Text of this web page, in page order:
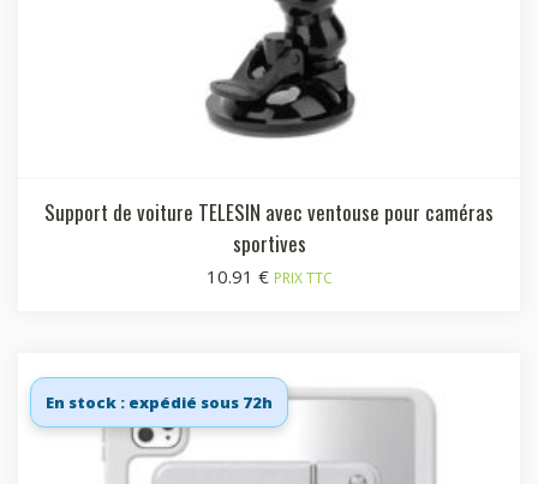
Support de voiture TELESIN avec ventouse pour caméras
sportives
10.91 € PRIX TTC
En stock : expédié sous 72h